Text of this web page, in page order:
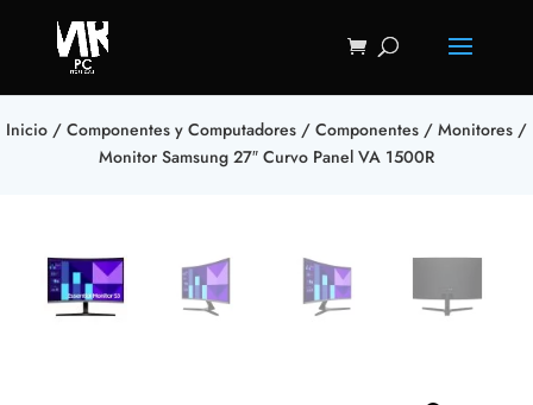
Inicio / Componentes y Computadores / Componentes / Monitores /
Monitor Samsung 27″ Curvo Panel VA 1500R